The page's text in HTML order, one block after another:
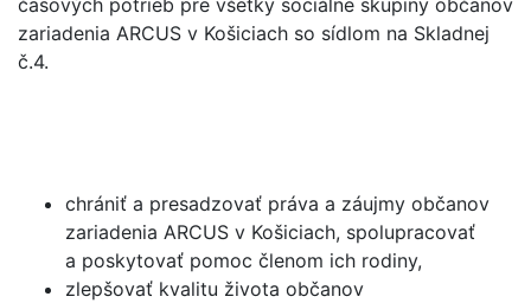
zariadenia ARCUS v Košiciach so sídlom na Skladnej
č.4.
chrániť a presadzovať práva a záujmy občanov
zariadenia ARCUS v Košiciach, spolupracovať
a poskytovať pomoc členom ich rodiny,
zlepšovať kvalitu života občanov